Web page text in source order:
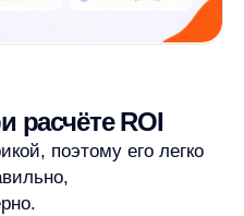
его
увидеть, где
выше, а где деньги
для